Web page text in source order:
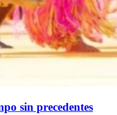
sin precedentes